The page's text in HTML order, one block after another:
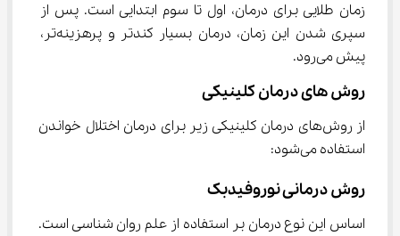
زمان طلایی برای درمان، اول تا سوم ابتدایی است. پس از
سپری شدن این زمان، درمان بسیار کندتر و پرهزینه‌تر،
پیش می‌رود.
روش های درمان کلینیکی
از روش‌های درمان کلینیکی زیر برای درمان اختلال خواندن
استفاده می‌شود:
روش درمانی نوروفیدبک
اساس این نوع درمان بر استفاده از علم روان شناسی است.